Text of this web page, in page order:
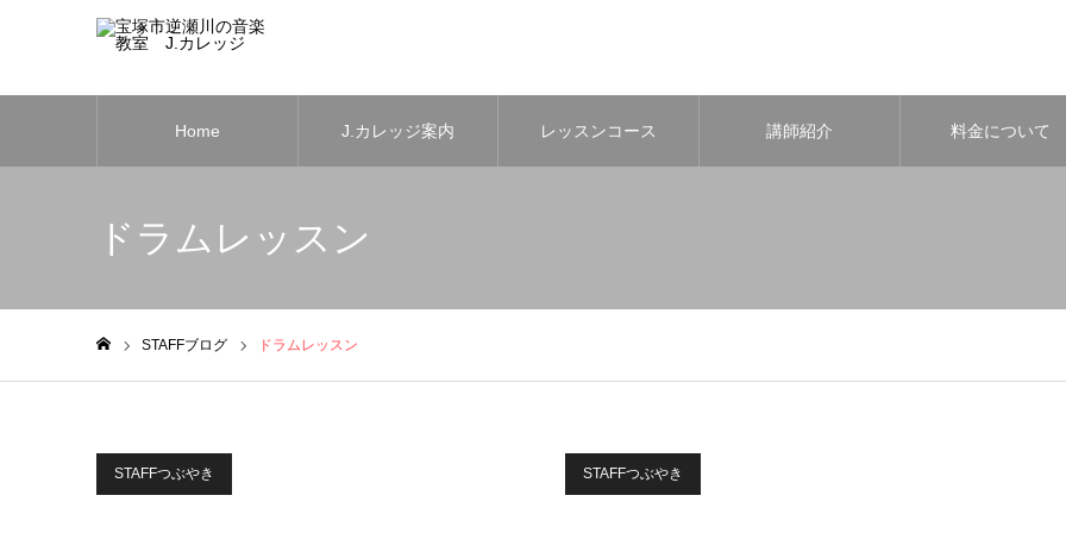
Home J.カレッジ案内 レッスンコース 講師紹介 料金について
ドラムレッスン
STAFFブログ ドラムレッスン
STAFFつぶやき STAFFつぶやき